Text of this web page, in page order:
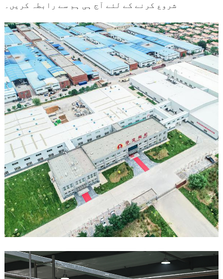
شروع کرنے کے لئے آج ہی ہم سے رابطہ کریں۔